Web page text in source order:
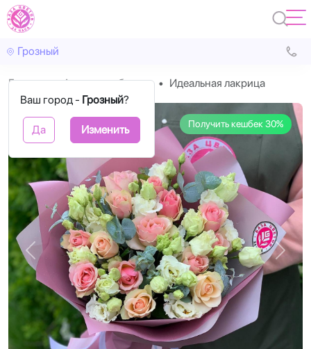
Грозный
Ваш город - Грозный?
Да Изменить
Главная Авторские букеты Идеальная лакрица
Получить кешбек 30%
Назад